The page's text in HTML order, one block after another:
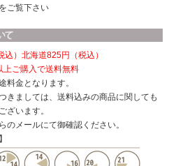
ご覧下さい
） 北海道825円（税込）
上ご購入で送料無料
料金となります。
きましては、送料込みの商品に関しても
ざいます。
のメールにて御確認ください。